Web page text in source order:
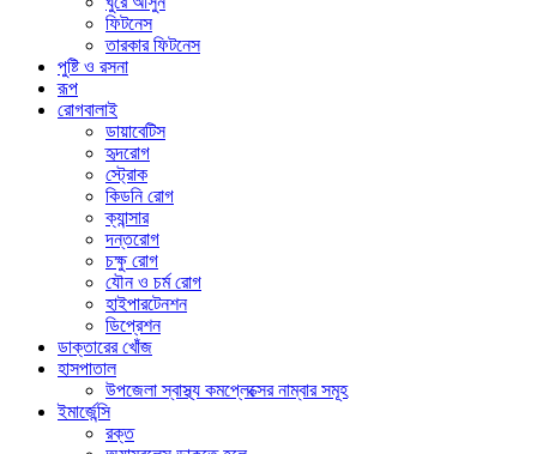
ফিটনেস
তারকার ফিটনেস
পুষ্টি ও রসনা
রূপ
রোগবালাই
ডায়াবেটিস
হৃদরোগ
স্ট্রোক
কিডনি রোগ
ক্যান্সার
দন্তরোগ
চক্ষু রোগ
যৌন ও চর্ম রোগ
হাইপারটেনশন
ডিপ্রেশন
ডাক্তারের খোঁজ
হাসপাতাল
উপজেলা স্বাস্থ্য কমপ্লেক্সের নাম্বার সমূহ
ইমার্জেন্সি
রক্ত